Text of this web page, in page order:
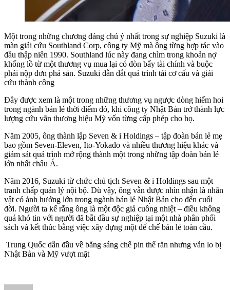
Một trong những chương đáng chú ý nhất trong sự nghiệp Suzuki là
màn giải cứu Southland Corp, công ty Mỹ mà ông từng hợp tác vào
đầu thập niên 1990. Southland lúc này đang chìm trong khoản nợ
khổng lồ từ một thương vụ mua lại có đòn bẩy tài chính và buộc
phải nộp đơn phá sản. Suzuki dẫn dắt quá trình tái cơ cấu và giải
cứu thành công
Đây được xem là một trong những thương vụ ngược dòng hiếm hoi
trong ngành bán lẻ thời điểm đó, khi công ty Nhật Bản trở thành lực
lượng cứu vãn thương hiệu Mỹ vốn từng cấp phép cho họ.
Năm 2005, ông thành lập Seven & i Holdings – tập đoàn bán lẻ mẹ
bao gồm Seven-Eleven, Ito-Yokado và nhiều thương hiệu khác và
giám sát quá trình mở rộng thành một trong những tập đoàn bán lẻ
lớn nhất châu Á.
Năm 2016, Suzuki từ chức chủ tịch Seven & i Holdings sau một
tranh chấp quản lý nội bộ. Dù vậy, ông vẫn được nhìn nhận là nhân
vật có ảnh hưởng lớn trong ngành bán lẻ Nhật Bản cho đến cuối
đời. Người ta kể rằng ông là một độc giả cuồng nhiệt – điều không
quá khó tin với người đã bắt đầu sự nghiệp tại một nhà phân phối
sách và kết thúc bằng việc xây dựng một đế chế bán lẻ toàn cầu.
Trung Quốc dẫn đầu về bằng sáng chế pin thể rắn nhưng vẫn lo bị
Nhật Bản và Mỹ vượt mặt